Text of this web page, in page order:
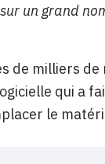
un grand
de milliers
qui a
le